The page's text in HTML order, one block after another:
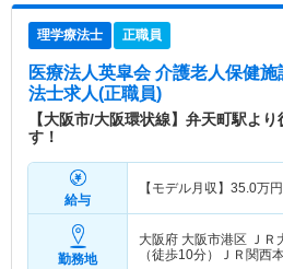
理学療法士 正職員
医療法人英皐会 介護老人保健
法士求人(正職員)
【大阪市/大阪環状線】弁天町駅よ
す！
給与
【モデル月収】 35.0万
勤務地
大阪府 大阪市港区 ＪＲ
（徒歩10分）ＪＲ関西